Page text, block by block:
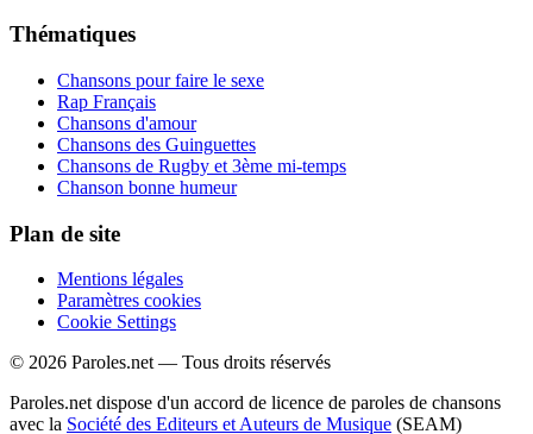
Thématiques
Chansons pour faire le sexe
Rap Français
Chansons d'amour
Chansons des Guinguettes
Chansons de Rugby et 3ème mi-temps
Chanson bonne humeur
Plan de site
Mentions légales
Paramètres cookies
Cookie Settings
© 2026 Paroles.net — Tous droits réservés
Paroles.net dispose d'un accord de licence de paroles de chansons
avec la Société des Editeurs et Auteurs de Musique (SEAM)